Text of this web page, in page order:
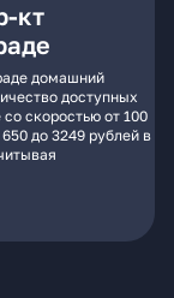
кт
домашний
доступных
скоростью от 100
до 3249 рублей в